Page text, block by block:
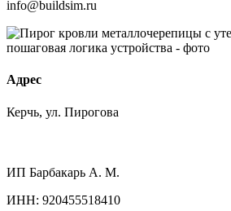
info@buildsim.ru
Адрес
Керчь, ул. Пирогова
ИП Барбакарь А. М.
ИНН: 920455518410